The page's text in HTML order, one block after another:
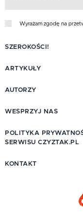
Wyrażam zgodę na
SZEROKOŚCI!
ARTYKUŁY
AUTORZY
WESPRZYJ NAS
POLITYKA
SERWISU CZYZTAK.PL
KONTAKT